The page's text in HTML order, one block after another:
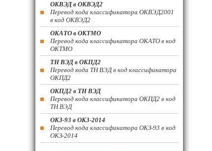
ОКВЭД в ОКВЭД2
Перевод кода классификатора ОКВЭД2001
в код ОКВЭД2
ОКАТО в ОКТМО
Перевод кода классификатора ОКАТО в код
ОКТМО
ТН ВЭД в ОКПД2
Перевод кода ТН ВЭД в код классификатора
ОКПД2
ОКПД2 в ТН ВЭД
Перевод кода классификатора ОКПД2 в код
ТН ВЭД
ОКЗ-93 в ОКЗ-2014
Перевод кода классификатора ОКЗ-93 в код
ОКЗ-2014